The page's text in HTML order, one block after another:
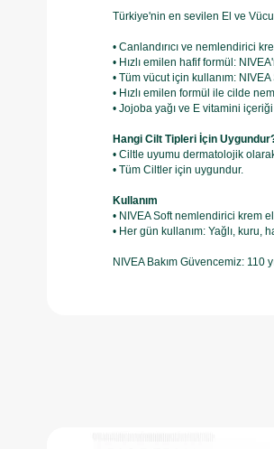
Türkiye'nin en sevilen El ve
• Canlandırıcı ve nemlendirici
• Hızlı emilen hafif formül:
• Tüm vücut için kullanım:
• Hızlı emilen formül ile cilde
• Jojoba yağı ve E vitamini
Hangi Cilt Tipleri İçin
• Ciltle uyumu dermatolojik
• Tüm Ciltler için uygundur.
Kullanım
• NIVEA Soft nemlendirici krem
• Her gün kullanım: Yağlı, kuru,
NIVEA Bakım Güvencemiz: 110